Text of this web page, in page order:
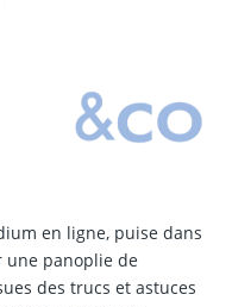
en ligne, puise dans
une panoplie de
des trucs et astuces